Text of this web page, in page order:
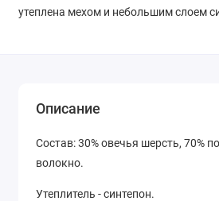
утеплена мехом и небольшим слоем
Описание
Состав: 30% овечья шерсть, 70%
волокно.
Утеплитель - синтепон.